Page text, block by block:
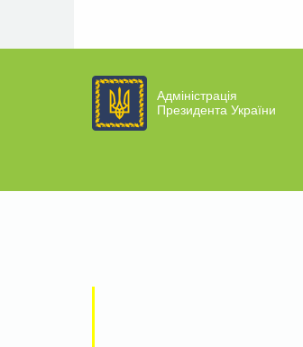
Адміністрація
Президента України